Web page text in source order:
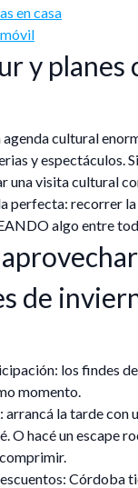
en casa
y planes
cultural
y espectáculos.
una visita cultural
perfecta: recorrer
algo entre
de
los findes
momento.
arrancá la tarde con
O hacé un escape
Córdoba